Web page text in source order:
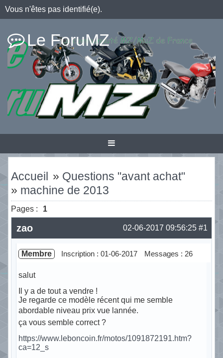
Vous n'êtes pas identifié(e).
Le ForuMZ
Accueil » Questions "avant achat"
» machine de 2013
Pages : 1
#1
02-06-2017 09:56:25
zao
Membre Inscription : 01-06-2017 Messages : 26
salut
Il y a de tout a vendre !
Je regarde ce modèle récent qui me semble
abordable niveau prix vue lannée.
ça vous semble correct ?
https://www.leboncoin.fr/motos/1091872191.htm?
ca=12_s